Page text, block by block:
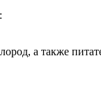
а также